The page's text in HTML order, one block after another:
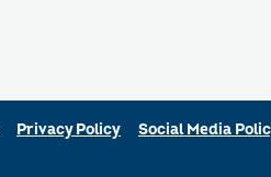
Privacy Policy Social Media